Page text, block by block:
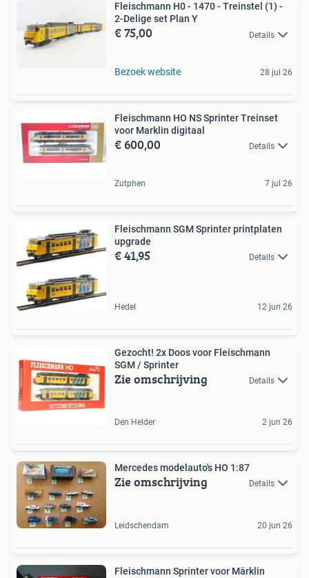
Fleischmann H0 - 1470 - Treinstel (1) -
2-Delige set Plan Y
€ 75,00 Details
Bezoek website 28 jul 26
Fleischmann HO NS Sprinter Treinset
voor Marklin digitaal
€ 600,00 Details
Zutphen 7 jul 26
Fleischmann SGM Sprinter printplaten
upgrade
€ 41,95 Details
Hedel 12 jun 26
Gezocht! 2x Doos voor Fleischmann
SGM / Sprinter
Zie omschrijving Details
Den Helder 2 jun 26
Mercedes modelauto's HO 1:87
Zie omschrijving Details
Leidschendam 20 jun 26
Fleischmann Sprinter voor Märklin